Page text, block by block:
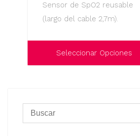
Sensor de SpO2 reusable
(largo del cable 2,7m).
Seleccionar Opciones
múltiples